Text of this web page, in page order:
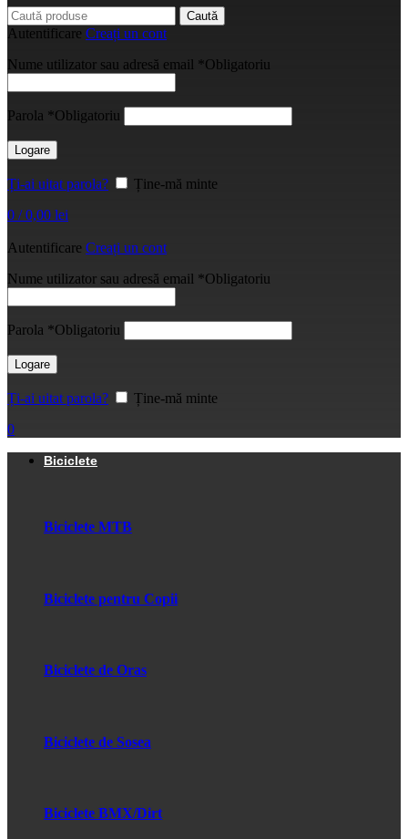
Caută
Autentificare Creați un cont
Nume utilizator sau adresă email *Obligatoriu
Parola *Obligatoriu
Logare
Ți-ai uitat parola?
Ține-mă minte
0 / 0,00 lei
Autentificare Creați un cont
Nume utilizator sau adresă email *Obligatoriu
Parola *Obligatoriu
Logare
Ți-ai uitat parola?
Ține-mă minte
0
Biciclete
Biciclete MTB
Biciclete pentru Copii
Biciclete de Oras
Biciclete de Sosea
Biciclete BMX/Dirt